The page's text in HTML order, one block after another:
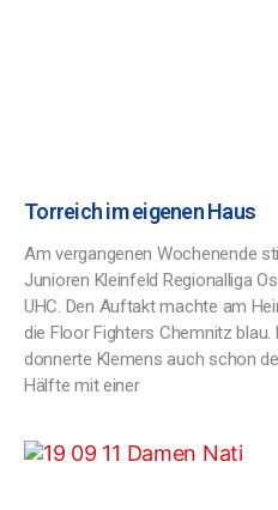
Torreich im eigenen Haus
Am vergangenen Wochenende
Junioren Kleinfeld Regionalliga
UHC. Den Auftakt machte am
die Floor Fighters Chemnitz
donnerte Klemens auch schon
Hälfte mit einer